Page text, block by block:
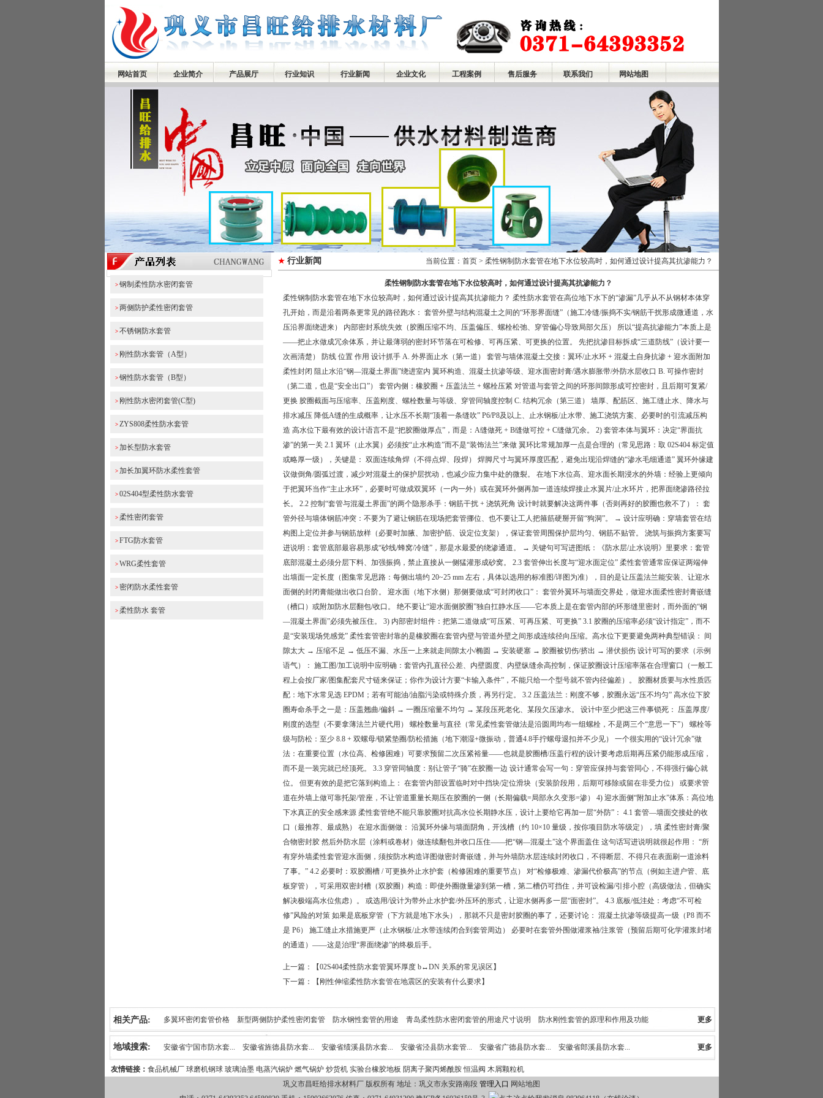
网站首页 企业简介 产品展厅 行业知识 行业新闻 企业文化 工程案例 售后服务 联系我们 网站地图
> 钢制柔性防水密闭套管
> 两侧防护柔性密闭套管
> 不锈钢防水套管
> 刚性防水套管（A型）
> 钢性防水套管（B型）
> 刚性防水密闭套管(C型)
> ZYS808柔性防水套管
> 加长型防水套管
> 加长加翼环防水柔性套管
> 02S404型柔性防水套管
> 柔性密闭套管
> FTG防水套管
> WRG柔性套管
> 密闭防水柔性套管
> 柔性防水 套管
当前位置： 首页> 柔性钢制防水套管在地下水位较高时，如何通过设计提高其抗渗能力？
★行业新闻
柔性钢制防水套管在地下水位较高时，如何通过设计提高其抗渗能力？
柔性钢制防水套管在地下水位较高时，如何通过设计提高其抗渗能力？ 柔性防水套管在高位地下水下的“渗漏”几乎从不从钢材本体穿
孔开始，而是沿着两条更常见的路径跑水： 套管外壁与结构混凝土之间的“环形界面缝”（施工冷缝/振捣不实/钢筋干扰形成微通道，水
压沿界面绕进来） 内部密封系统失效（胶圈压缩不均、压盖偏压、螺栓松弛、穿管偏心导致局部欠压） 所以“提高抗渗能力”本质上是
——把止水做成冗余体系，并让最薄弱的密封环节落在可检修、可再压紧、可更换的位置。 先把抗渗目标拆成“三道防线”（设计要一
次画清楚） 防线 位置 作用 设计抓手 A. 外界面止水（第一道） 套管与墙体混凝土交接：翼环/止水环 + 混凝土自身抗渗 + 迎水面附加
柔性封闭 阻止水沿“钢—混凝土界面”绕进室内 翼环构造、混凝土抗渗等级、迎水面密封膏/遇水膨胀带/外防水层收口 B. 可操作密封
（第二道，也是“安全出口”） 套管内侧：橡胶圈 + 压盖法兰 + 螺栓压紧 对管道与套管之间的环形间隙形成可控密封，且后期可复紧/
更换 胶圈截面与压缩率、压盖刚度、螺栓数量与等级、穿管同轴度控制 C. 结构冗余（第三道） 墙厚、配筋区、施工缝止水、降水与
排水减压 降低A缝的生成概率，让水压不长期“顶着一条缝吹” P6/P8及以上、止水钢板/止水带、施工浇筑方案、必要时的引流减压构
造 高水位下最有效的设计语言不是“把胶圈做厚点”，而是：A缝做死 + B缝做可控 + C缝做冗余。 2) 套管本体与翼环：决定“界面抗
渗”的第一关 2.1 翼环（止水翼）必须按“止水构造”而不是“装饰法兰”来做 翼环比常规加厚一点是合理的（常见思路：取 02S404 标定值
或略厚一级），关键是： 双面连续角焊（不得点焊、段焊） 焊脚尺寸与翼环厚度匹配，避免出现沿焊缝的“渗水毛细通道” 翼环外缘建
议做倒角/圆弧过渡，减少对混凝土的保护层扰动，也减少应力集中处的微裂。 在地下水位高、迎水面长期浸水的外墙：经验上更倾向
于把翼环当作“主止水环”，必要时可做成双翼环（一内一外）或在翼环外侧再加一道连续焊接止水翼片/止水环片，把界面绕渗路径拉
长。 2.2 控制“套管与混凝土界面”的两个隐形杀手：钢筋干扰 + 浇筑死角 设计时就要解决这两件事（否则再好的胶圈也救不了）： 套
管外径与墙体钢筋冲突：不要为了避让钢筋在现场把套管挪位、也不要让工人把箍筋硬掰开留“狗洞”。 → 设计应明确：穿墙套管在结
构图上定位并参与钢筋放样（必要时加腋、加密护筋、设定位支架），保证套管周围保护层均匀、钢筋不贴管。 浇筑与振捣方案要写
进说明：套管底部最容易形成“砂线/蜂窝/冷缝”，那是水最爱的绕渗通道。 → 关键句可写进图纸：《防水层/止水说明》里要求：套管
底部混凝土必须分层下料、加强振捣，禁止直接从一侧猛灌形成砂窝。 2.3 套管伸出长度与“迎水面定位” 柔性套管通常应保证两端伸
出墙面一定长度（图集常见思路：每侧出墙约 20~25 mm​ 左右，具体以选用的标准图/详图为准），目的是让压盖法兰能安装、让迎水
面侧的封闭膏能做出收口台阶。 迎水面（地下水侧）那侧要做成“可封闭收口”： 套管外翼环与墙面交界处，做迎水面柔性密封膏嵌缝
（槽口）或附加防水层翻包/收口。 绝不要让“迎水面侧胶圈”独自扛静水压——它本质上是在套管内部的环形缝里密封，而外面的“钢
—混凝土界面”必须先被压住。 3) 内部密封组件：把第二道做成“可压紧、可再压紧、可更换” 3.1 胶圈的压缩率必须“设计指定”，而不
是“安装现场凭感觉” 柔性套管密封靠的是橡胶圈在套管内壁与管道外壁之间形成连续径向压缩。高水位下更要避免两种典型错误： 间
隙太大 → 压缩不足 → 低压不漏、水压一上来就走​ 间隙太小/椭圆 → 安装硬塞 → 胶圈被切伤/挤出​ → 潜伏损伤 设计可写的要求（示例
语气）： 施工图/加工说明中应明确：套管内孔直径公差、内壁圆度、内壁纵缝余高控制，保证胶圈设计压缩率落在合理窗口（一般工
程上会按厂家/图集配套尺寸链来保证；你作为设计方要“卡输入条件”，不能只给一个型号就不管内径偏差）。 胶圈材质要与水性质匹
配：地下水常见选 EPDM；若有可能油/油脂污染或特殊介质，再另行定。 3.2 压盖法兰：刚度不够，胶圈永远“压不均匀” 高水位下胶
圈寿命杀手之一是：压盖翘曲/偏斜 → 一圈压缩量不均匀 → 某段压死老化、某段欠压渗水。 设计中至少把这三件事锁死： 压盖厚度/
刚度的选型（不要拿薄法兰片硬代用） 螺栓数量与直径（常见柔性套管做法是沿圆周均布一组螺栓，不是两三个“意思一下”） 螺栓等
级与防松：至少 8.8 + 双螺母/锁紧垫圈/防松措施（地下潮湿+微振动，普通4.8手拧螺母退扣并不少见） 一个很实用的“设计冗余”做
法：在重要位置（水位高、检修困难）可要求预留二次压紧裕量——也就是胶圈槽/压盖行程的设计要考虑后期再压紧仍能形成压缩，
而不是一装完就已经顶死。 3.3 穿管同轴度：别让管子“骑”在胶圈一边 设计通常会写一句：穿管应保持与套管同心，不得强行偏心就
位。 但更有效的是把它落到构造上： 在套管内部设置临时对中挡块/定位滑块（安装阶段用，后期可移除或留在非受力位） 或要求管
道在外墙上做可靠托架/管座，不让管道重量长期压在胶圈的一侧（长期偏载=局部永久变形=渗） 4) 迎水面侧“附加止水”体系：高位地
下水真正的安全感来源 柔性套管绝不能只靠胶圈对抗高水位长期静水压，设计上要给它再加一层“外防”： 4.1 套管—墙面交接处的收
口（最推荐、最成熟） 在迎水面侧做： 沿翼环外缘与墙面阴角，开浅槽（约 10×10 量级，按你项目防水等级定），填 柔性密封膏/聚
合物密封胶 然后外防水层（涂料或卷材）做连续翻包并收口压住——把“钢—混凝土”这个界面盖住 这句话写进说明就很起作用： “所
有穿外墙柔性套管迎水面侧，须按防水构造详图做密封膏嵌缝，并与外墙防水层连续封闭收口，不得断层、不得只在表面刷一道涂料
了事。” 4.2 必要时：双胶圈槽 / 可更换外止水护套（检修困难的重要节点） 对“检修极难、渗漏代价极高”的节点（例如主进户管、底
板穿管），可采用双密封槽（双胶圈）构造：即使外圈微量渗到第一槽，第二槽仍可挡住，并可设检漏/引排小腔（高级做法，但确实
解决极端高水位焦虑）。 或选用/设计为带外止水护套/外压环的形式，让迎水侧再多一层“面密封”。 4.3 底板/低洼处：考虑“不可检
修”风险的对策 如果是底板穿管（下方就是地下水头），那就不只是密封胶圈的事了，还要讨论： 混凝土抗渗等级提高一级（P8 而不
是 P6） 施工缝止水措施更严（止水钢板/止水带连续闭合到套管周边） 必要时在套管外围做灌浆袖/注浆管（预留后期可化学灌浆封堵
的通道）——这是治理“界面绕渗”的终极后手。
上一篇：【02S404柔性防水套管翼环厚度 b↔DN​ 关系的常见误区 】
下一篇：【 刚性伸缩柔性防水套管在地震区的安装有什么要求】
相关产品: 多翼环密闭套管价格 新型两侧防护柔性密闭套管 防水钢性套管的用途 青岛柔性防水密闭套管的用途尺寸说明 防水刚性套管的原理和作用及功能
柔性防水密闭套管的性能及分类 刚性防水套管的安装尺寸 加长型防水套管安装注意事项 焊接柔性防水套管安装 防水套管常用的种类以及主要作用介绍
更多
地域搜索: 安徽省宁国市防水套... 安徽省旌德县防水套... 安徽省绩溪县防水套... 安徽省泾县防水套管... 安徽省广德县防水套... 安徽省郎溪县防水套...
安徽省宣州区防水套... 安徽省宣城市防水套... 安徽省青阳县防水套... 安徽省石台县防水套...
更多
友情链接： 食品机械厂 球磨机钢球 玻璃油墨 电蒸汽锅炉 燃气锅炉 炒货机 实验台橡胶地板 阴离子聚丙烯酰胺 恒温阀 木屑颗粒机
巩义市昌旺给排水材料厂 版权所有 地址：巩义市永安路南段 管理入口 网站地图